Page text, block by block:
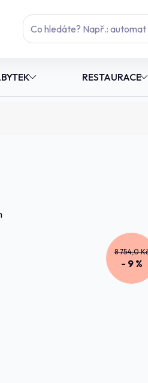
RESTAURACE
8 754,0
- 9 %